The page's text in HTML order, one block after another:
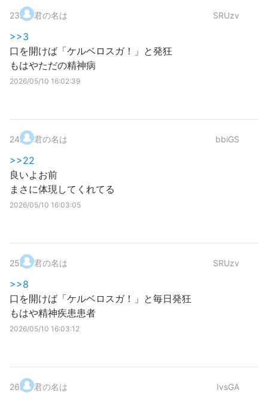
23. 君の名は SRUzv
>>3
口を開けば「ケルベロスガ！」と発狂
もはやただの精神病
2026/05/10 16:02:39
24. 君の名は bbiGS
>>22
良いよお前
まさに体現してくれてる
2026/05/10 16:03:05
25. 君の名は SRUzv
>>8
口を開けば「ケルベロスガ！」と毎日発狂
もはや精神疾患患者
2026/05/10 16:03:12
26. 君の名は IvsGA